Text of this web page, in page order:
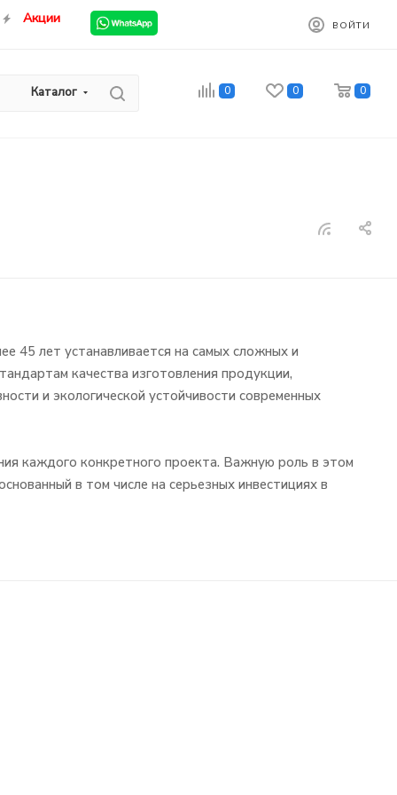
Акции ВОЙТИ
Каталог 0 0 0
45 лет устанавливается на самых сложных и
качества изготовления продукции,
и экологической устойчивости современных
каждого конкретного проекта. Важную роль в этом
в том числе на серьезных инвестициях в